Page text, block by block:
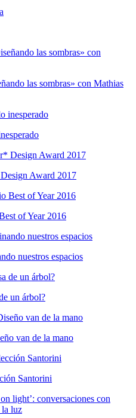
las sombras» con Mathias
Award 2017
of Year 2016
nuestros espacios
un árbol?
van de la mano
Santorini